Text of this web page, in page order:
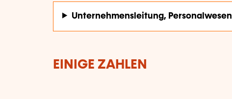
Unternehmensleitung, Personalwesen
EINIGE ZAHLEN